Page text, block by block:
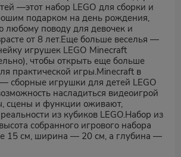
—этот набор LEGO для сборки и
подарком на день рождения,
любому поводу для девочек и
от 8 лет.Еще больше веселья —
игрушек LEGO Minecraft
чтобы открыть еще больше
практической игры.Minecraft в
сборные игрушки для детей LEGO
насладиться видеоигрой
сцены и функции оживают,
из кубиков LEGO.Набор из
собранного игрового набора
15 см, ширина — 20 см, а глубина —